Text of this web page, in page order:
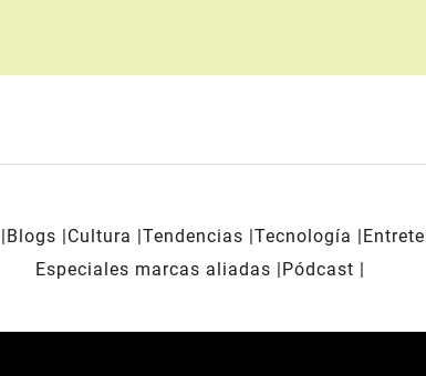
Blogs Cultura Tendencias Tecnología
Especiales marcas aliadas
Pódcast